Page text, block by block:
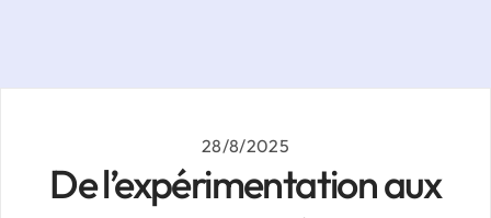
28/8/2025
De l’expérimentation aux